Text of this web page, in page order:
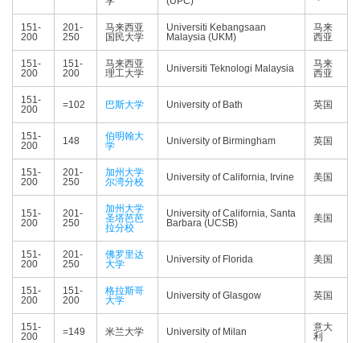
151-
200
201-
250
马来西亚
国民大学
Universiti Kebangsaan
Malaysia (UKM)
马来
西亚
151-
200
151-
200
马来西亚
理工大学
Universiti Teknologi Malaysia
马来
西亚
151-
200
=102 巴斯大学 University of Bath 英国
151-
200
148
伯明翰大
学
University of Birmingham 英国
151-
200
201-
250
加州大学
尔湾分校
University of California, Irvine 美国
151-
200
201-
250
加州大学
圣塔芭芭
拉分校
University of California, Santa
Barbara (UCSB)
美国
151-
200
201-
250
佛罗里达
大学
University of Florida 美国
151-
200
151-
200
格拉斯哥
大学
University of Glasgow 英国
151-
200
=149 米兰大学 University of Milan
意大
利